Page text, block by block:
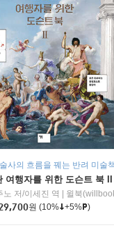
사의 흐름을 꿰는 반려 미술
여행자를 위한 도슨트 북 II
노 저/이세진 역
윌북
원 (10% +5% )